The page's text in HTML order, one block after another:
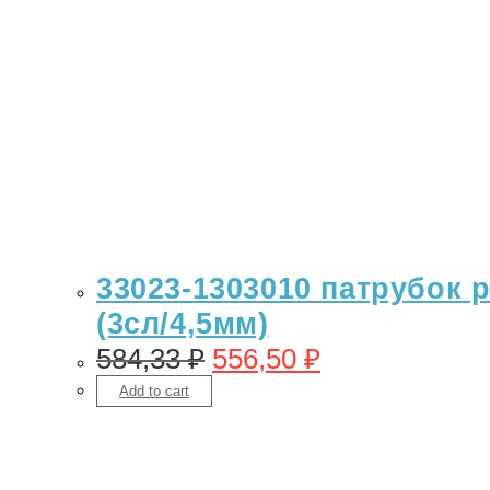
33023-1303010 патрубок
(3сл/4,5мм)
584,33₽ 556,50 ₽
Add to cart